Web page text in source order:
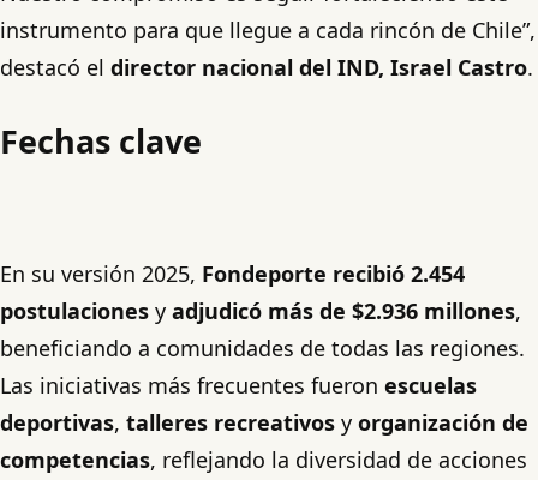
instrumento para que llegue a cada rincón de Chile”,
destacó el director nacional del IND, Israel Castro.
Fechas clave
En su versión 2025, Fondeporte recibió 2.454
postulaciones y adjudicó más de $2.936 millones,
beneficiando a comunidades de todas las regiones.
Las iniciativas más frecuentes fueron escuelas
deportivas, talleres recreativos y organización de
competencias, reflejando la diversidad de acciones